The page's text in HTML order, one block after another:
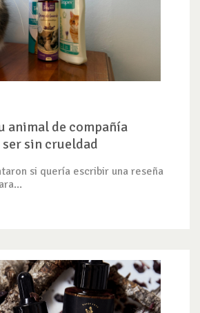
animal de compañía
sin crueldad
si quería escribir una reseña